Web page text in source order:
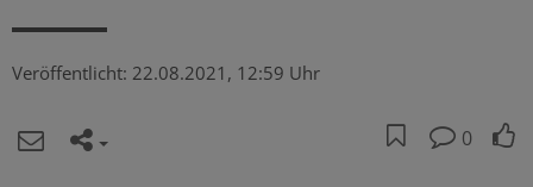
Veröffentlicht: 22.08.2021, 12:59 Uhr
0